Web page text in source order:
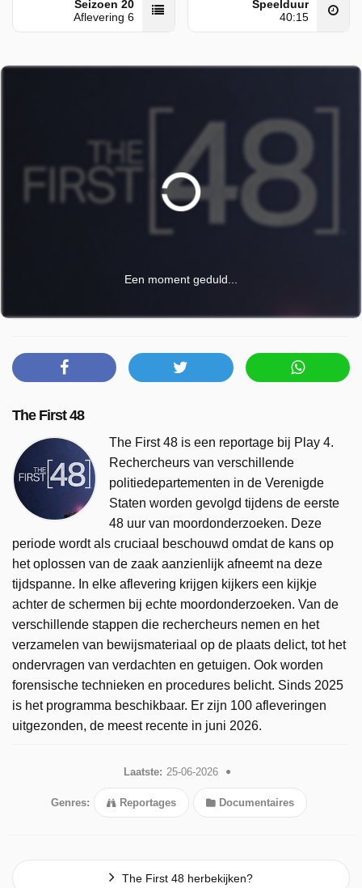
Seizoen 20
Aflevering 6
Speelduur
40:15
Een moment geduld...
The First 48
The First 48 is een reportage bij Play 4.
Rechercheurs van verschillende
politiedepartementen in de Verenigde
Staten worden gevolgd tijdens de eerste
48 uur van moordonderzoeken. Deze
periode wordt als cruciaal beschouwd omdat de kans op
het oplossen van de zaak aanzienlijk afneemt na deze
tijdspanne. In elke aflevering krijgen kijkers een kijkje
achter de schermen bij echte moordonderzoeken. Van de
verschillende stappen die rechercheurs nemen en het
verzamelen van bewijsmateriaal op de plaats delict, tot het
ondervragen van verdachten en getuigen. Ook worden
forensische technieken en procedures belicht. Sinds 2025
is het programma beschikbaar. Er zijn 100 afleveringen
uitgezonden, de meest recente in juni 2026.
Laatste: 25-06-2026
Genres: Reportages Documentaires
The First 48 herbekijken?